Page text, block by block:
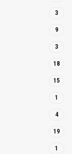
3
9
3
18
15
1
4
19
1